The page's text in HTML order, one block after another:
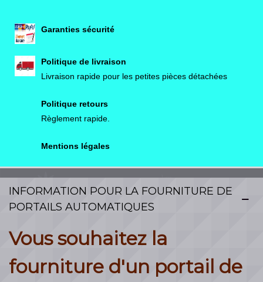
Garanties sécurité
Politique de livraison
Livraison rapide pour les petites pièces détachées
Politique retours
Règlement rapide.
Mentions légales
INFORMATION POUR LA FOURNITURE DE
PORTAILS AUTOMATIQUES
Vous souhaitez la
fourniture d'un portail de